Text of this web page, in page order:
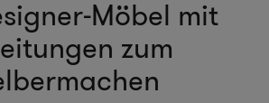
Möbel mit
zum